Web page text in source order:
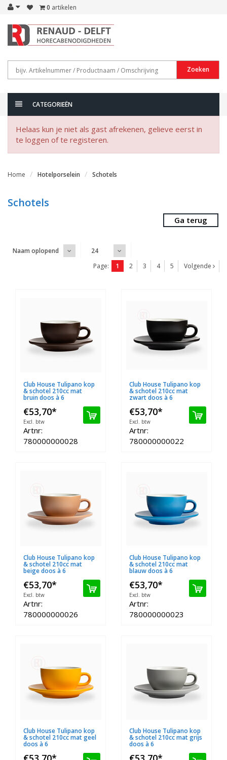
0 artikelen
Zoeken
CATEGORIEËN
Helaas kun je niet als gast afrekenen, gelieve eerst in
te loggen of te registeren.
Home Hotelporselein Schotels
Schotels
Ga terug
Naam oplopend
24
Page:
1 2 3 4 5 Volgende
Club House Tulipano kop
& schotel 210cc mat
bruin doos à 6
€53,70*
Excl. btw
Artnr:
780000000028
Club House Tulipano kop
& schotel 210cc mat
zwart doos à 6
€53,70*
Excl. btw
Artnr:
780000000022
Club House Tulipano kop
& schotel 210cc mat
beige doos à 6
€53,70*
Excl. btw
Artnr:
780000000026
Club House Tulipano kop
& schotel 210cc mat
blauw doos à 6
€53,70*
Excl. btw
Artnr:
780000000023
Club House Tulipano kop
& schotel 210cc mat geel
doos à 6
Club House Tulipano kop
& schotel 210cc mat grijs
doos à 6